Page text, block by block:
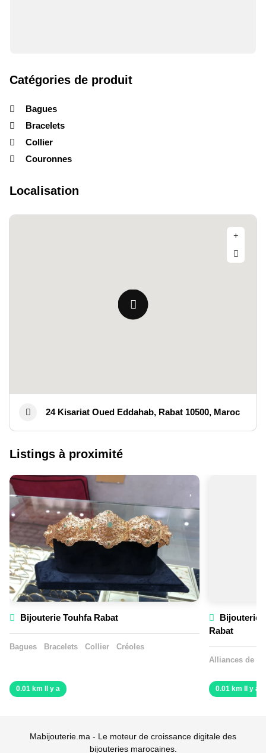
Catégories de produit
Bagues
Bracelets
Collier
Couronnes
Localisation
24 Kisariat Oued Eddahab, Rabat 10500, Maroc
Listings à proximité
Bijouterie Touhfa Rabat
Bagues Bracelets Collier Créoles
0.01 km Il y a
Bijouterie
Rabat
Alliances de
0.01 km Il y a
Mabijouterie.ma - Le moteur de croissance digitale des
bijouteries marocaines.